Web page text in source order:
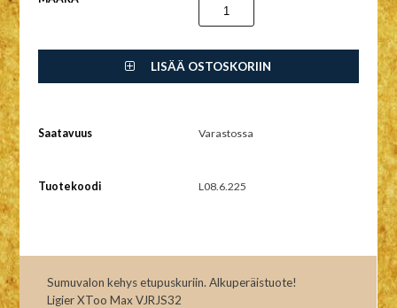
LISÄÄ OSTOSKORIIN
Saatavuus Varastossa
Tuotekoodi L08.6.225
Sumuvalon kehys etupuskuriin. Alkuperäistuote!
Ligier XToo Max VJRJS32